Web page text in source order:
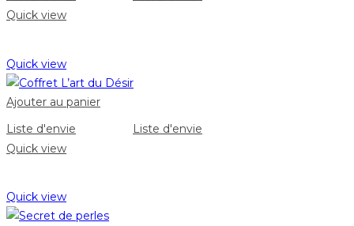
Quick view
Quick view
Ajouter au panier
Liste d'envie
Liste d'envie
Quick view
Quick view